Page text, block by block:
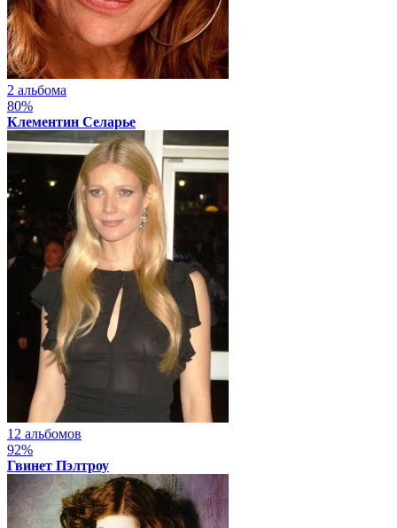
2 альбома
80%
Клементин Селарье
12 альбомов
92%
Гвинет Пэлтроу